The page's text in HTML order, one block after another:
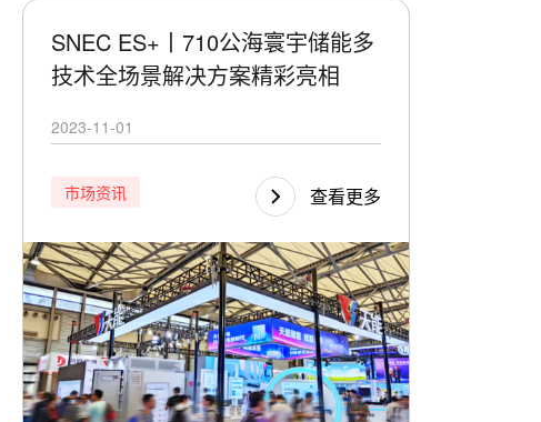
SNEC ES+丨710公海寰宇储能多
技术全场景解决方案精彩亮相
2023-11-01
市场资讯 查看更多